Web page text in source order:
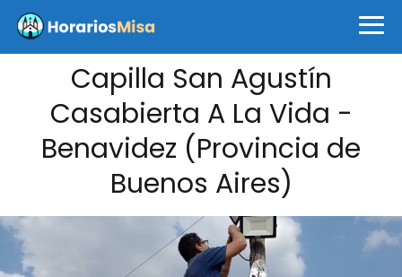
Capilla San Agustín
Casabierta A La Vida -
Benavidez (Provincia de
Buenos Aires)